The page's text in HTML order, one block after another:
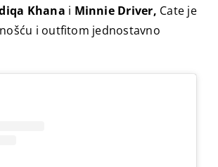
Khana i Minnie Driver, Cate je
i outfitom jednostavno